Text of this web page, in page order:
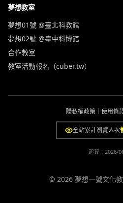
夢想教室
夢想01號 @臺北科教館
夢想02號 @臺中科博館
合作教室
教室活動報名（cuber.tw）
隱私權政策 使用條
全站累計瀏覽人次
起算： 2026/
© 2026 夢想一號文化